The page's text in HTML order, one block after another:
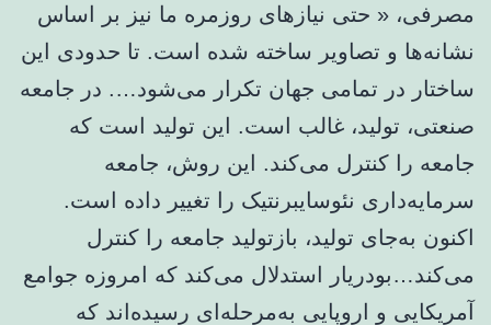
مصرفی، « حتی نیازهای روزمره ما نیز بر اساس
نشانه‌ها و تصاویر ساخته شده است. تا حدودی این
ساختار در تمامی جهان تکرار می‌شود…. در جامعه
صنعتی، تولید، غالب است. این تولید است که
جامعه را کنترل می‌کند. این روش، جامعه
سرمایه‌داری نئوسایبرنتیک را تغییر داده است.
اکنون به‌جای تولید، بازتولید جامعه را کنترل
می‌کند…بودریار استدلال می‌کند که امروزه جوامع
آمریکایی و اروپایی به‌مرحله‌ای رسیده‌اند که